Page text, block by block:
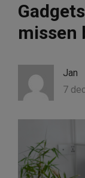
missen
Jan
7